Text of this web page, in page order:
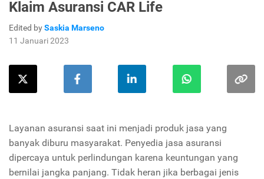
Klaim Asuransi CAR Life
Edited bySaskia Marseno
11 Januari 2023
Layanan asuransi saat ini menjadi produk jasa yang
banyak diburu masyarakat. Penyedia jasa asuransi
dipercaya untuk perlindungan karena keuntungan yang
bernilai jangka panjang. Tidak heran jika berbagai jenis